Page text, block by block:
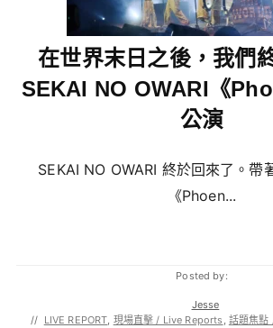
在世界末日之後，我們
SEKAI NO OWARI《
公演
SEKAI NO OWARI 終於回來了。帶
《Phoen...
Posted by:
Jesse
// LIVE REPORT, 現場直擊 / Live Reports , 話題焦點